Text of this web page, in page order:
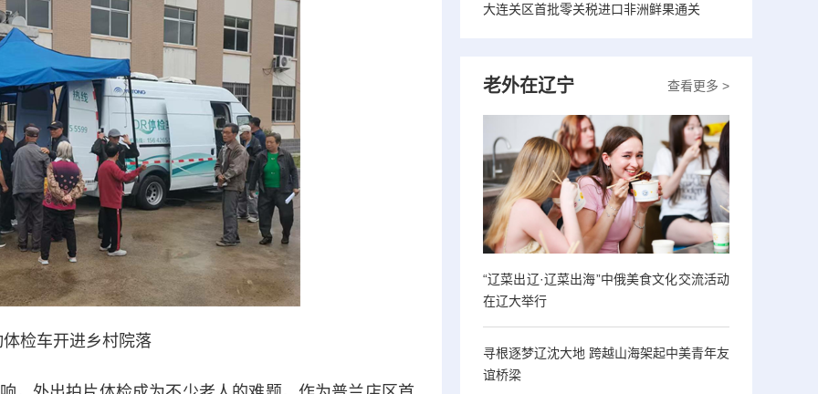
检车开进乡村院落
大连关区首批零关税进口非洲鲜果通关
查看更多 >
老外在辽宁
“辽菜出辽·辽菜出海”中俄美食文化交流活动
在辽大举行
寻根逐梦辽沈大地 跨越山海架起中美青年友
谊桥梁